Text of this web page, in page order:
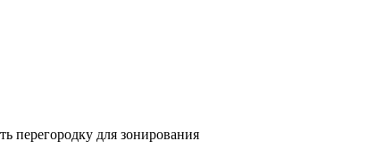
перегородку для зонирования